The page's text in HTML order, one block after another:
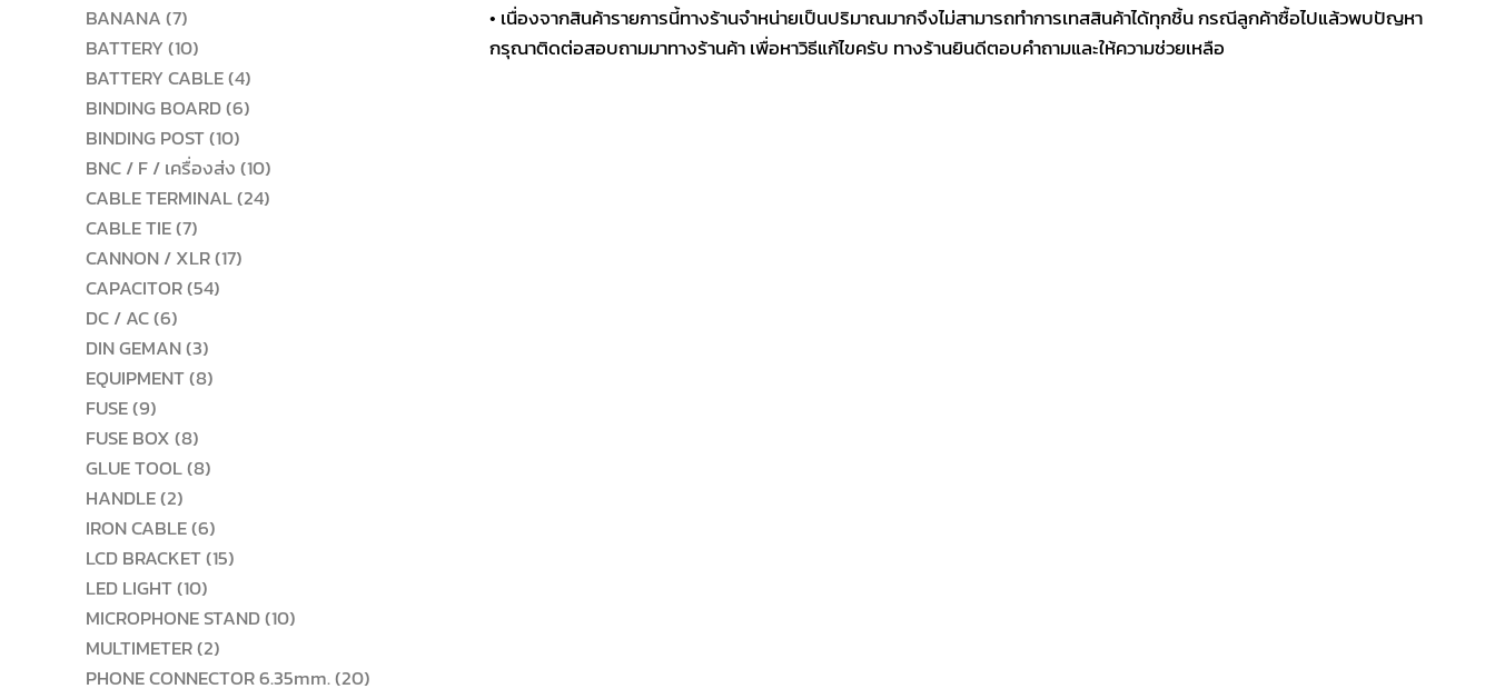
BANANA 77
สินค้า
BATTERY 1010
สินค้า
BATTERY CABLE 44
สินค้า
BINDING BOARD 66
BINDING POST 1010
สินค้า
BNC / F / เครื่องส่ง 1010
สินค้า
CABLE TERMINAL 2424
CABLE TIE 77
สินค้า
CANNON / XLR 1717
CAPACITOR 5454
DC / AC 66
สินค้า
DIN GEMAN 33
สินค้า
EQUIPMENT 88
FUSE 99
สินค้า
FUSE BOX 88
สินค้า
GLUE TOOL 88
HANDLE 22
สินค้า
IRON CABLE 66
สินค้า
LCD BRACKET 1515
LED LIGHT 1010
สินค้า
MICROPHONE STAND 1010
MULTIMETER 22
สินค้า
PHONE CONNECTOR 6.35mm. 2020
• เนื่องจากสินค้ารายการนี้ทางร้านจำหน่ายเป็นปริมาณมากจึงไม่สามารถทำการเทสสินค้าได้ทุกชิ้น กรณีลูกค้าซื้อไปแล้วพบปัญหา
กรุณาติดต่อสอบถามมาทางร้านค้า เพื่อหาวิธีแก้ไขครับ ทางร้านยินดีตอบคำถามและให้ความช่วยเหลือ